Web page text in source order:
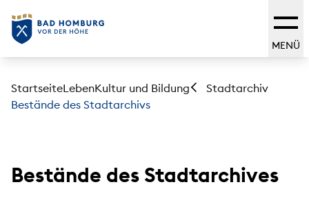
MENÜ
StartseiteLebenKultur und Bildung
Stadtarchiv
Bestände des Stadtarchivs
Bestände des Stadtarchives